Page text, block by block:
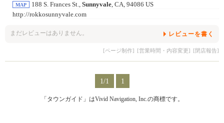
MAP 188 S. Frances St., Sunnyvale , CA, 94086 US
http://rokkosunnyvale.com
まだレビューはありません。 レビューを書く
[ページ制作] [営業時間・内容変更] [閉店報告]
1/1 1
「タウンガイド」はVivid Navigation, Inc.の商標です。